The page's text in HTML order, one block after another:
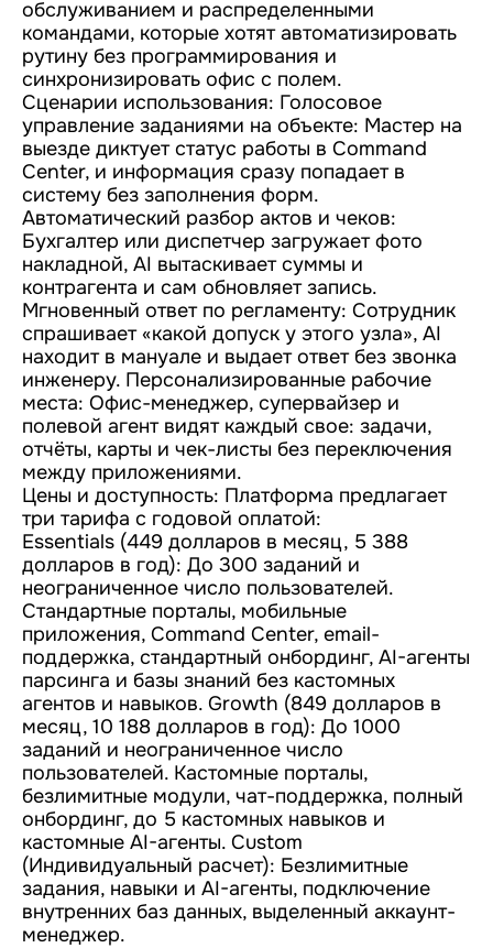
обслуживанием и распределенными
командами, которые хотят автоматизировать
рутину без программирования и
синхронизировать офис с полем.
Сценарии использования: Голосовое
управление заданиями на объекте: Мастер на
выезде диктует статус работы в Command
Center, и информация сразу попадает в
систему без заполнения форм.
Автоматический разбор актов и чеков:
Бухгалтер или диспетчер загружает фото
накладной, AI вытаскивает суммы и
контрагента и сам обновляет запись.
Мгновенный ответ по регламенту: Сотрудник
спрашивает «какой допуск у этого узла», AI
находит в мануале и выдает ответ без звонка
инженеру. Персонализированные рабочие
места: Офис-менеджер, супервайзер и
полевой агент видят каждый свое: задачи,
отчёты, карты и чек-листы без переключения
между приложениями.
Цены и доступность: Платформа предлагает
три тарифа с годовой оплатой:
Essentials (449 долларов в месяц, 5 388
долларов в год): До 300 заданий и
неограниченное число пользователей.
Стандартные порталы, мобильные
приложения, Command Center, email-
поддержка, стандартный онбординг, AI-агенты
парсинга и базы знаний без кастомных
агентов и навыков. Growth (849 долларов в
месяц, 10 188 долларов в год): До 1000
заданий и неограниченное число
пользователей. Кастомные порталы,
безлимитные модули, чат-поддержка, полный
онбординг, до 5 кастомных навыков и
кастомные AI-агенты. Custom
(Индивидуальный расчет): Безлимитные
задания, навыки и AI-агенты, подключение
внутренних баз данных, выделенный аккаунт-
менеджер.